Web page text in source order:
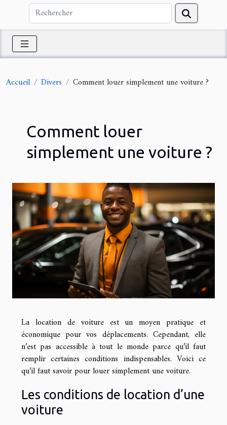
Accueil Divers Comment louer simplement une voiture ?
Comment louer
simplement une voiture ?
La location de voiture est un moyen pratique et
économique pour vos déplacements. Cependant, elle
n’est pas accessible à tout le monde parce qu’il faut
remplir certaines conditions indispensables. Voici ce
qu’il faut savoir pour louer simplement une voiture.
Les conditions de location d’une
voiture